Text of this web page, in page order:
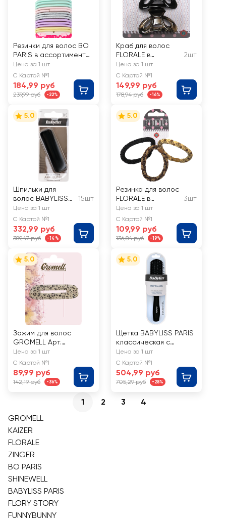
Резинки для волос BO
PARIS в ассортименте,
Арт. 512043
Цена за 1 шт
С Картой №1
184,99 руб
239,99 руб -22%
Краб для волос
FLORALE в
ассортименте,
Арт. NFL6-19
2шт
Цена за 1 шт
С Картой №1
149,99 руб
178,94 руб -16%
5.0
Шпильки для
волос BABYLISS
PARIS
нескользящие
матовые, Арт.
BS794644
15шт
Цена за 1 шт
С Картой №1
332,99 руб
389,47 руб -14%
5.0
Резинка для волос
FLORALE в
ассортименте
Арт. NFL1-50
3шт
Цена за 1 шт
С Картой №1
109,99 руб
136,84 руб -19%
5.0
Зажим для волос
GROMELL Арт.
LZAZH008
Цена за 1 шт
С Картой №1
89,99 руб
142,19 руб -36%
5.0
Щетка BABYLISS PARIS
классическая с
подушечкой, Арт.
BS776114
Цена за 1 шт
С Картой №1
504,99 руб
705,29 руб -28%
1 2 3
4
GROMELL
KAIZER
FLORALE
ZINGER
BO PARIS
SHINEWELL
BABYLISS PARIS
FLORY STORY
FUNNYBUNNY